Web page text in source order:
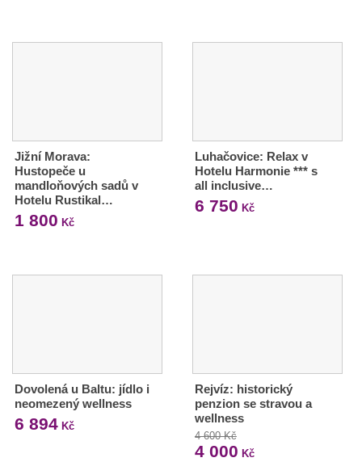
Jižní Morava:
Hustopeče u
mandloňových sadů v
Hotelu Rustikal…
1 800 Kč
Luhačovice: Relax v
Hotelu Harmonie *** s
all inclusive…
6 750 Kč
Dovolená u Baltu: jídlo i
neomezený wellness
6 894 Kč
Rejvíz: historický
penzion se stravou a
wellness
4 600 Kč
4 000 Kč